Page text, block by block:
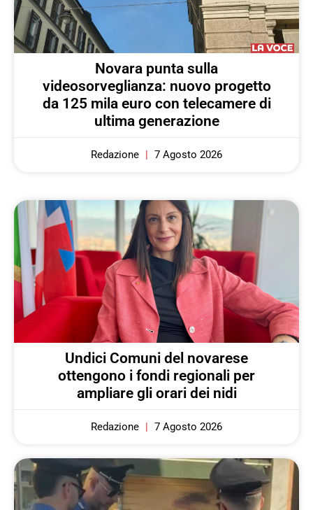
Novara punta sulla
videosorveglianza: nuovo progetto
da 125 mila euro con telecamere di
ultima generazione
Redazione 7 Agosto 2026
Undici Comuni del novarese
ottengono i fondi regionali per
ampliare gli orari dei nidi
Redazione 7 Agosto 2026